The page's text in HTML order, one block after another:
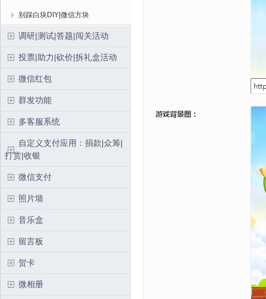
别踩白块DIY|微信方块
调研|测试|答题|闯关活动
投票|助力|砍价|拆礼盒活动
微信红包
群发功能
多客服系统
自定义支付应用：捐款|众筹|
打赏|收银
微信支付
照片墙
音乐盒
留言板
贺卡
微相册